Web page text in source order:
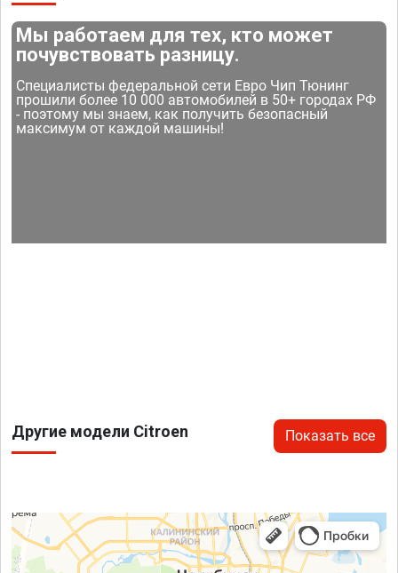
Мы работаем для тех, кто может
почувствовать разницу.
Специалисты федеральной сети Евро Чип Тюнинг
прошили более 10 000 автомобилей в 50+ городах РФ
- поэтому мы знаем, как получить безопасный
максимум от каждой машины!
Другие модели Citroen Показать все